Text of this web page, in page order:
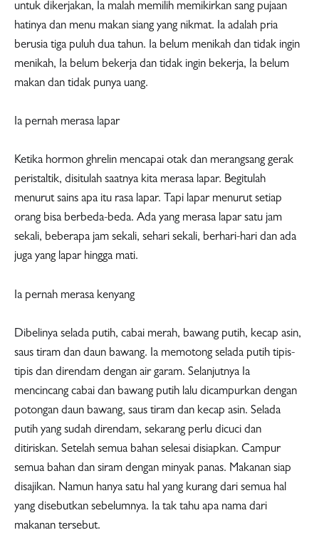
untuk dikerjakan, Ia malah memilih memikirkan sang pujaan
hatinya dan menu makan siang yang nikmat. Ia adalah pria
berusia tiga puluh dua tahun. Ia belum menikah dan tidak ingin
menikah, Ia belum bekerja dan tidak ingin bekerja, Ia belum
makan dan tidak punya uang.
Ia pernah merasa lapar
Ketika hormon ghrelin mencapai otak dan merangsang gerak
peristaltik, disitulah saatnya kita merasa lapar. Begitulah
menurut sains apa itu rasa lapar. Tapi lapar menurut setiap
orang bisa berbeda-beda. Ada yang merasa lapar satu jam
sekali, beberapa jam sekali, sehari sekali, berhari-hari dan ada
juga yang lapar hingga mati.
Ia pernah merasa kenyang
Dibelinya selada putih, cabai merah, bawang putih, kecap asin,
saus tiram dan daun bawang. Ia memotong selada putih tipis-
tipis dan direndam dengan air garam. Selanjutnya Ia
mencincang cabai dan bawang putih lalu dicampurkan dengan
potongan daun bawang, saus tiram dan kecap asin. Selada
putih yang sudah direndam, sekarang perlu dicuci dan
ditiriskan. Setelah semua bahan selesai disiapkan. Campur
semua bahan dan siram dengan minyak panas. Makanan siap
disajikan. Namun hanya satu hal yang kurang dari semua hal
yang disebutkan sebelumnya. Ia tak tahu apa nama dari
makanan tersebut.